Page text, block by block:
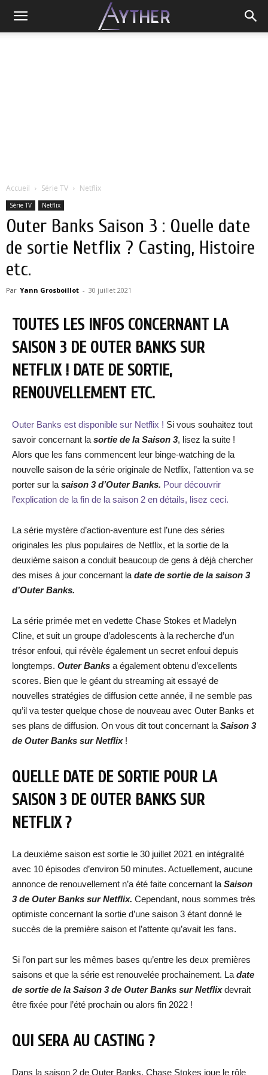
Accueil Série TV Netflix
Série TV Netflix
Outer Banks Saison 3 : Quelle date
de sortie Netflix ? Casting, Histoire
etc.
Par Yann Grosboillot - 30 juillet 2021
TOUTES LES INFOS CONCERNANT LA
SAISON 3 DE OUTER BANKS SUR
NETFLIX ! DATE DE SORTIE,
RENOUVELLEMENT ETC.
Outer Banks est disponible sur Netflix ! Si vous souhaitez tout
savoir concernant la sortie de la Saison 3, lisez la suite !
Alors que les fans commencent leur binge-watching de la
nouvelle saison de la série originale de Netflix, l’attention va se
porter sur la saison 3 d’Outer Banks. Pour découvrir
l’explication de la fin de la saison 2 en détails, lisez ceci.
La série mystère d’action-aventure est l’une des séries
originales les plus populaires de Netflix, et la sortie de la
deuxième saison a conduit beaucoup de gens à déjà chercher
des mises à jour concernant la date de sortie de la saison 3
d’Outer Banks.
La série primée met en vedette Chase Stokes et Madelyn
Cline, et suit un groupe d’adolescents à la recherche d’un
trésor enfoui, qui révèle également un secret enfoui depuis
longtemps. Outer Banks a également obtenu d’excellents
scores. Bien que le géant du streaming ait essayé de
nouvelles stratégies de diffusion cette année, il ne semble pas
qu’il va tester quelque chose de nouveau avec Outer Banks et
ses plans de diffusion. On vous dit tout concernant la Saison 3
de Outer Banks sur Netflix!
QUELLE DATE DE SORTIE POUR LA
SAISON 3 DE OUTER BANKS SUR
NETFLIX ?
La deuxième saison est sortie le 30 juillet 2021 en intégralité
avec 10 épisodes d’environ 50 minutes. Actuellement, aucune
annonce de renouvellement n’a été faite concernant la Saison
3 de Outer Banks sur Netflix. Cependant, nous sommes très
optimiste concernant la sortie d’une saison 3 étant donné le
succès de la première saison et l’attente qu’avait les fans.
Si l’on part sur les mêmes bases qu’entre les deux premières
saisons et que la série est renouvelée prochainement. La date
de sortie de la Saison 3 de Outer Banks sur Netflixdevrait
être fixée pour l’été prochain ou alors fin 2022 !
QUI SERA AU CASTING ?
Dans la saison 2 de Outer Banks, Chase Stokes joue le rôle